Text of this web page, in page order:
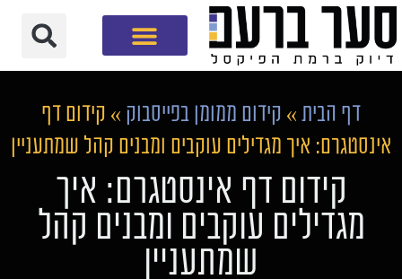
דף הבית » קידום ממומן בפייסבוק » קידום דף
אינסטגרם: איך מגדילים עוקבים ומבנים קהל שמתעניין
קידום דף אינסטגרם: איך
מגדילים עוקבים ומבנים קהל
שמתעניין